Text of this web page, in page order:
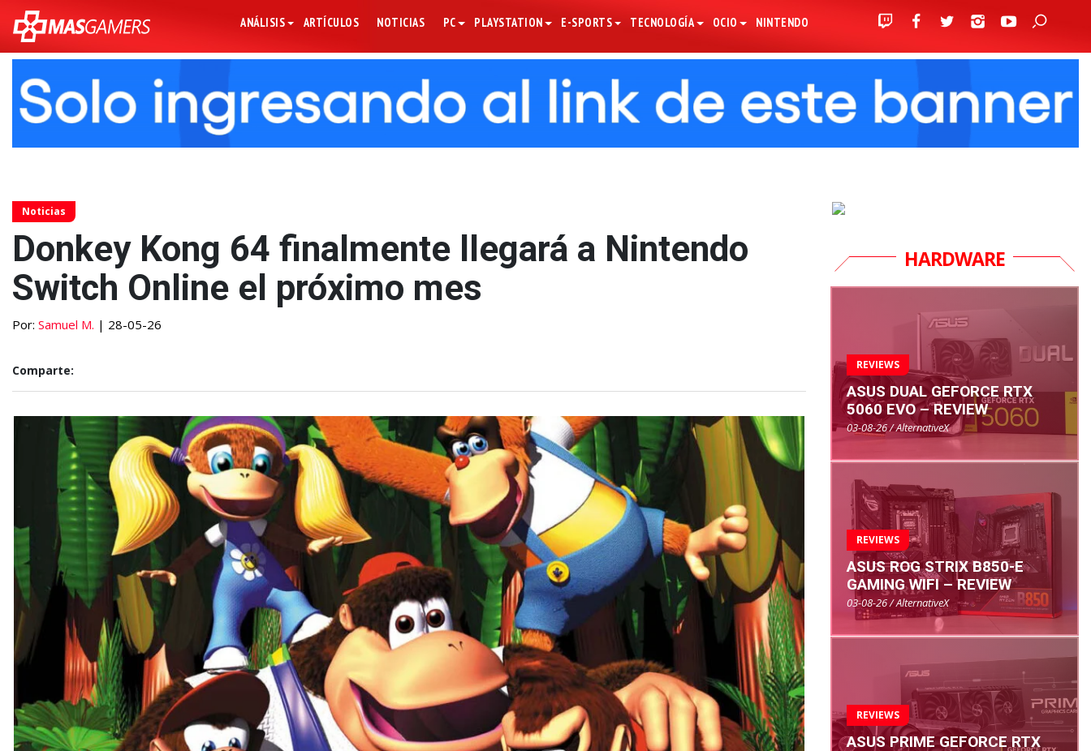
ANÁLISIS ARTÍCULOS NOTICIAS PC PLAYSTATION E-SPORTS TECNOLOGÍA OCIO NINTENDO
Noticias
Donkey Kong 64 finalmente llegará a Nintendo
Switch Online el próximo mes
Por: Samuel M. | 28-05-26
Comparte:
HARDWARE
REVIEWS
ASUS DUAL GEFORCE RTX
5060 EVO – REVIEW
03-08-26 / AlternativeX
REVIEWS
ASUS ROG STRIX B850-E
GAMING WIFI – REVIEW
03-08-26 / AlternativeX
REVIEWS
ASUS PRIME GEFORCE RTX